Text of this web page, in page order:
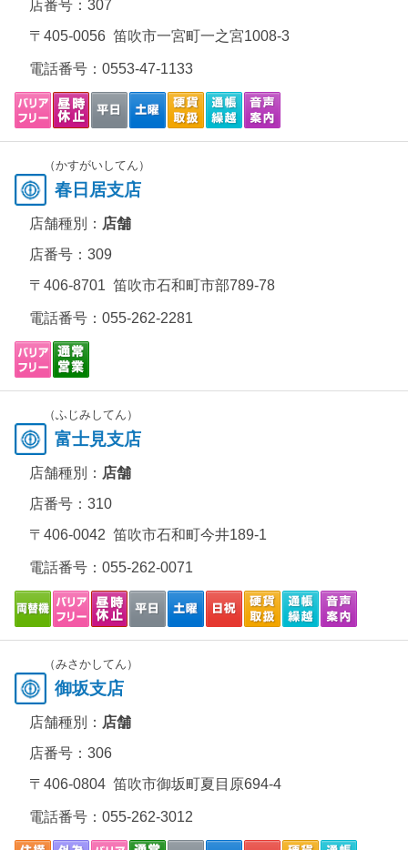
店番号：307
〒405-0056 笛吹市一宮町一之宮1008-3
電話番号： 0553-47-1133
（かすがいしてん）
春日居支店
店舗種別： 店舗
店番号：309
〒406-8701 笛吹市石和町市部789-78
電話番号： 055-262-2281
（ふじみしてん）
富士見支店
店舗種別： 店舗
店番号：310
〒406-0042 笛吹市石和町今井189-1
電話番号： 055-262-0071
（みさかしてん）
御坂支店
店舗種別： 店舗
店番号：306
〒406-0804 笛吹市御坂町夏目原694-4
電話番号： 055-262-3012